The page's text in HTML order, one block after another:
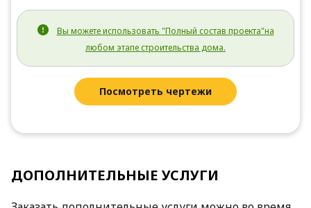
Вы можете использовать "Полный состав проекта"на
любом этапе строительства дома.
Посмотреть чертежи
ДОПОЛНИТЕЛЬНЫЕ УСЛУГИ